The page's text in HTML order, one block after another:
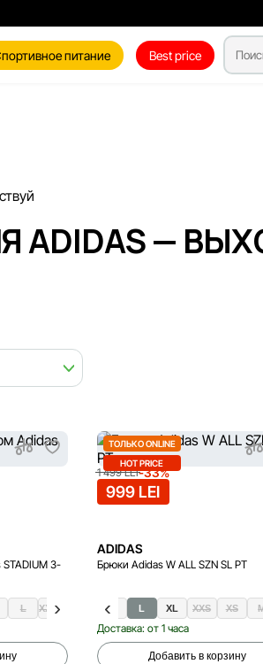
питание Best price
ADIDAS —
3-
L XXL-T
ТОЛЬКО ONLINE
HOT PRICE
1 499 LEI-33%
999 LEI
ADIDAS
Брюки Adidas W ALL SZN SL PT
S L XL XXS XS
Доставка: от 1 часа
Добавить в корзину
XL